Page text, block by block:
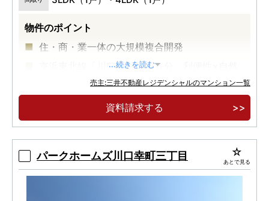
物件のポイント
住・商・業一体の大規模複合開発
京浜東北線「川口駅」徒歩６分、利便性×自然
地上２８階建、全２２５邸 制振構造タワーマン
ション
...続きを読む
売主:三井不動産レジデンシャルのマンション一覧
資料請求する
パークホームズ川口幸町三丁目 あとで見る